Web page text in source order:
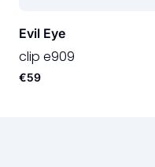
Evil Eye
clip e909
€59